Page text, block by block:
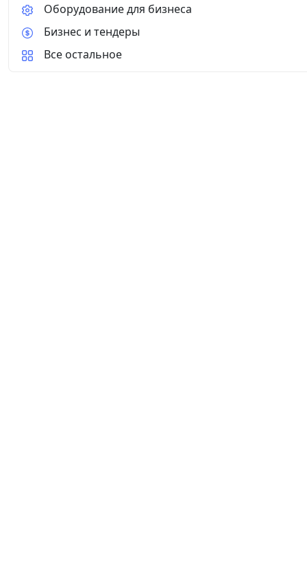
Оборудование для бизнеса
Бизнес и тендеры
Все остальное